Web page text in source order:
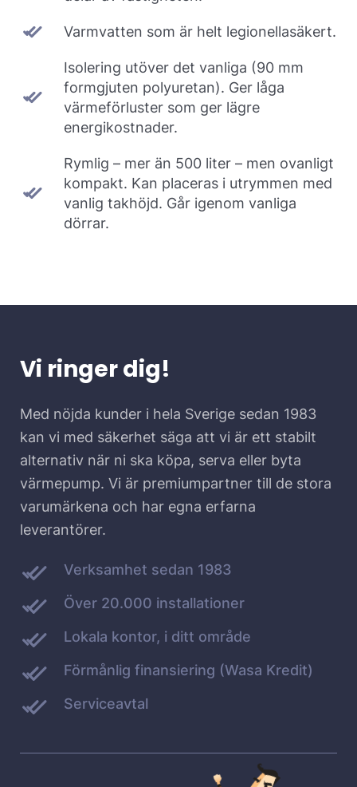
Varmvatten som är helt legionellasäkert.
Isolering utöver det vanliga (90 mm
formgjuten polyuretan). Ger låga
värmeförluster som ger lägre
energikostnader.
Rymlig – mer än 500 liter – men ovanligt
kompakt. Kan placeras i utrymmen med
vanlig takhöjd. Går igenom vanliga
dörrar.
Vi ringer dig!
Med nöjda kunder i hela Sverige sedan 1983
kan vi med säkerhet säga att vi är ett stabilt
alternativ när ni ska köpa, serva eller byta
värmepump. Vi är premiumpartner till de stora
varumärkena och har egna erfarna
leverantörer.
Verksamhet sedan 1983
Över 20.000 installationer
Lokala kontor, i ditt område
Förmånlig finansiering (Wasa Kredit)
Serviceavtal